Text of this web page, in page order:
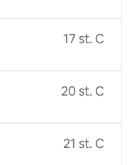
17 st. C
20 st. C
21 st. C